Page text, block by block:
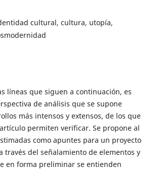
cultural, cultura, utopía,
líneas que siguen a continuación, es
de análisis que se supone
más intensos y extensos, de los que
permiten verificar. Se propone al
como apuntes para un proyecto
través del señalamiento de elementos y
en forma preliminar se entienden